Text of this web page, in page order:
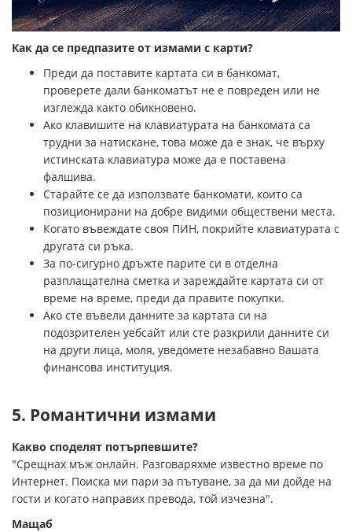
Как да се предпазите от измами с карти?
Преди да поставите картата си в банкомат,
проверете дали банкоматът не е повреден или не
изглежда както обикновено.
Ако клавишите на клавиатурата на банкомата са
трудни за натискане, това може да е знак, че върху
истинската клавиатура може да е поставена
фалшива.
Старайте се да използвате банкомати, които са
позиционирани на добре видими обществени места.
Когато въвеждате своя ПИН, покрийте клавиатурата с
другата си ръка.
За по-сигурно дръжте парите си в отделна
разплащателна сметка и зареждайте картата си от
време на време, преди да правите покупки.
Ако сте въвели данните за картата си на
подозрителен уебсайт или сте разкрили данните си
на други лица, моля, уведомете незабавно Вашата
финансова институция.
5. Романтични измами
Какво споделят потърпевшите?
"Срещнах мъж онлайн. Разговаряхме известно време по
Интернет. Поиска ми пари за пътуване, за да ми дойде на
гости и когато направих превода, той изчезна".
Мащаб